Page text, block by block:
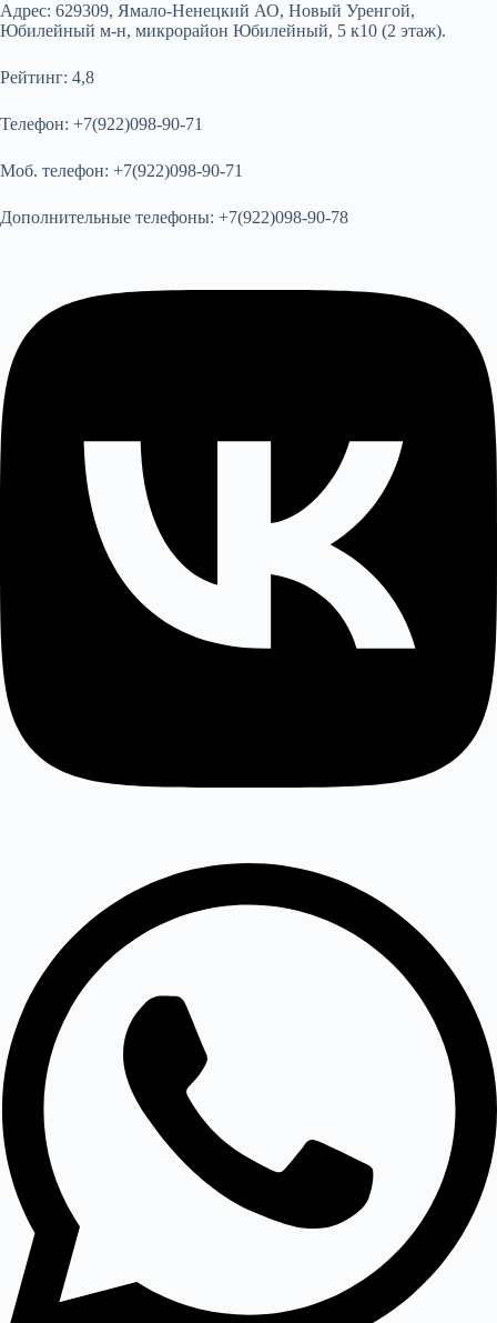
Адрес: 629309, Ямало-Ненецкий АО, Новый Уренгой,
Юбилейный м-н, микрорайон Юбилейный, 5 к10 (2 этаж).
Рейтинг: 4,8
Телефон: +7(922)098-90-71
Моб. телефон: +7(922)098-90-71
Дополнительные телефоны: +7(922)098-90-78